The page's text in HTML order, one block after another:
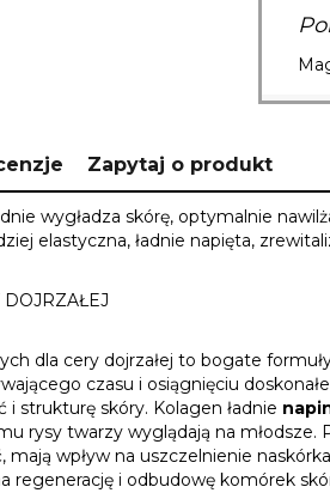
Zapytaj o produkt
wygładza skórę, optymalnie
elastyczna, ładnie napięta,
dla cery dojrzałej to bogate
czasu i osiągnięciu
i strukturę skóry. Kolagen ładnie
rysy twarzy wyglądają na
wpływ na uszczelnienie
regenerację i odbudowę komórek